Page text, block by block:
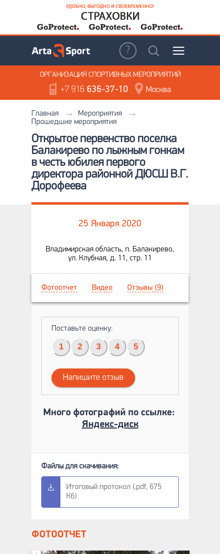
ОРГАНИЗАЦИЯ СПОРТИВНЫХ МЕРОПРИЯТИЙ
+7 916636-37-10 Москва
Главная
Мероприятия
Прошедшие мероприятия
Открытое первенство поселка
Балакирево по лыжным гонкам
в честь юбилея первого
директора районной ДЮСШ В.Г.
Дорофеева
25 Января 2020
Владимирская область, п. Балакирево,
ул. Клубная, д. 11, стр. 11
Фотоотчет Видео Отзывы (9)
Поставьте оценку:
1 2 3 4 5
Напишите отзыв
Много фотографий по ссылке:
Яндекс-диск
Итоговый протокол (.pdf, 675
Кб)
ФОТООТЧЕТ